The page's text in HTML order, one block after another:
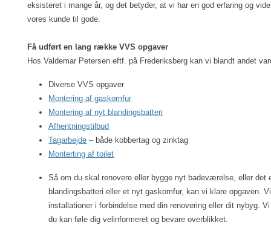
eksisteret i mange år, og det betyder, at vi har en god erfaring og
vores kunde til gode.
Få udført en lang række VVS opgaver
Hos Valdemar Petersen eftf. på Frederiksberg kan vi blandt andet
Diverse VVS opgaver
Montering af gaskomfur
Montering af nyt blandingsbatteri
Afhentningstilbud
Tagarbejde – både kobbertag og zinktag
Monterting af toilet
Så om du skal renovere eller bygge nyt badeværelse, eller
blandingsbatteri eller et nyt gaskomfur, kan vi klare opgaven.
installationer i forbindelse med din renovering eller dit nybyg.
du kan føle dig velinformeret og bevare overblikket.